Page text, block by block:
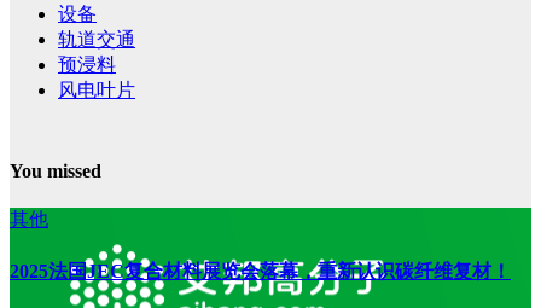
设备
轨道交通
预浸料
风电叶片
You missed
其他
2025法国JEC复合材料展览会落幕，重新认识碳纤维复材！